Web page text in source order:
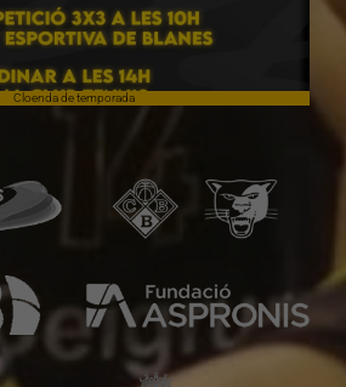
Cloenda de temporada